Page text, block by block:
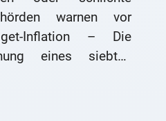
warnen vor
Inflation – Die
eines siebten
6er-
die Aufmerksamkeit